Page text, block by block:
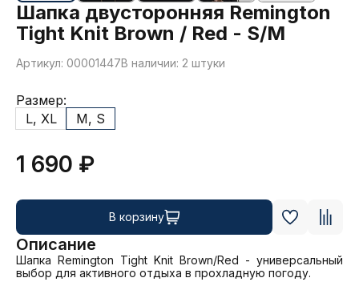
Шапка двусторонняя Remington
Tight Knit Brown / Red - S/M
Артикул: 00001447В наличии: 2 штуки
Размер:
L, XL
M, S
1 690 ₽
В корзину
Описание
Шапка Remington Тight Knit Brown/Red - универсальный
выбор для активного отдыха в прохладную погоду.